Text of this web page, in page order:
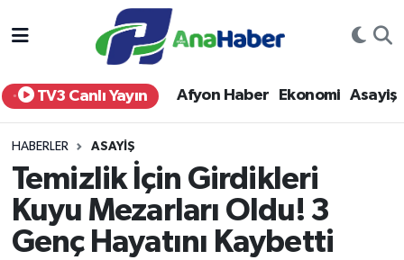
TV3 Canlı Yayın Afyon Haber Ekonomi Asayiş
HABERLER ASAYIŞ
Temizlik İçin Girdikleri
Kuyu Mezarları Oldu! 3
Genç Hayatını Kaybetti
Yurt Haber
Afyon Haber
Siyaset
Spor
Afyonkarahisar Nöbetçi Eczaneler
Afyonkarahisar Hava Durumu
Afyonkarahisar Namaz Vakitleri
Afyonkarahisar Trafik Yoğunluk Haritası
Süper Lig Puan Durumu ve Fikstür